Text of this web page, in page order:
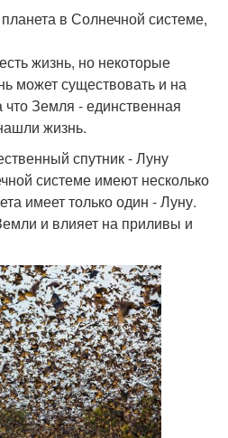
в Солнечной системе,
жизнь, но некоторые
может существовать и на
что Земля - единственная
жизнь.
спутник - Луну
системе имеют несколько
имеет только один - Луну.
и влияет на приливы и